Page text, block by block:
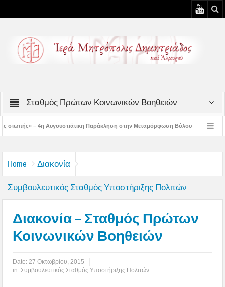
Σταθμός Πρώτων Κοινωνικών Βοηθειών
Παράκληση στην Μεταμόρφωση Βόλου Επίσκεψη του Δ/ντού της Β/
Home Διακονία
Συμβουλευτικός Σταθμός Υποστήριξης Πολιτών
Διακονία – Σταθμός Πρώτων
Κοινωνικών Βοηθειών
Date: 27 Οκτωβρίου, 2015
in:Συμβουλευτικός Σταθμός Υποστήριξης Πολιτών